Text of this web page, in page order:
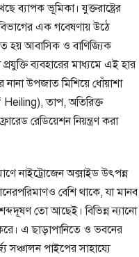
ব্যাপক ভূমিকা। যুক্তরাষ্ট্রের
এক গবেষণায় উঠে
হয় আবাসিক ও বাণিজ্যিক
ব্যবহারের মাধ্যমে এই হার
নানা উপজাত মিশিয়ে ধোঁয়াশা
তাপ, অতিরিক্ত
রেডিয়েশন নিয়ন্ত্রণ করা
নাইট্রোজেন অক্সাইড উৎপন্ন
বেশি থাকে, যা মানব
তো আছেই। বিভিন্ন ন্যানো
এ ছাড়াপানিতে ও ভবনের
সঞ্চালন পাইপের সাহায্যে